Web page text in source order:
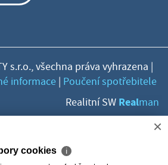
s.r.o., všechna práva vyhrazena |
informace | Poučení spotřebitele
Realitní SW Realman
×
cookies ℹ